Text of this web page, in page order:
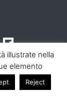
Policy
illustrate nella
elemento
Reject